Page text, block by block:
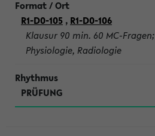
R1-D0-105 , R1-D0-106
Klausur 90 min. 60 MC-
Physiologie, Radiologie
PRÜFUNG